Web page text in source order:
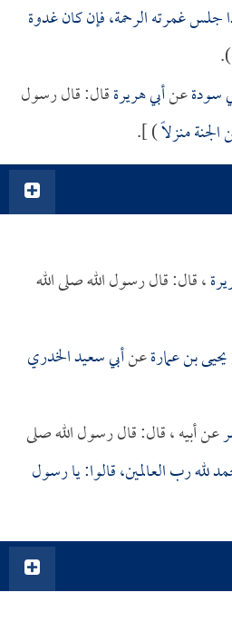
جلس غمرته الرحمة، فإن كان غدوة
).
سودةعنأبي هريرةقال: قال رسول
منزلاً) ].
، قال: قال رسول الله صلى الله
يحيى بن عمارةعنأبي سعيد الخدري
عن أبيه ، قال: قال رسول الله صلى
لله رب العالمين، قالوا: يا رسول